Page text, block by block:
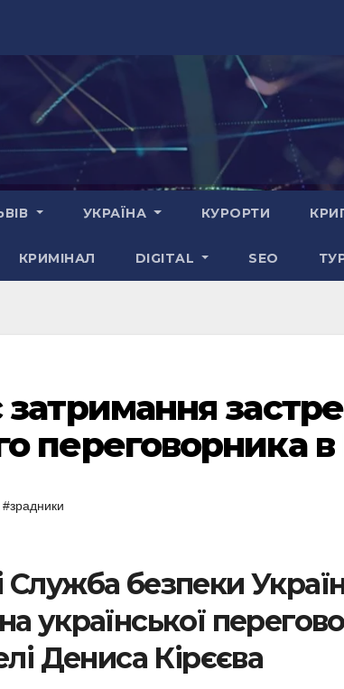
УКРАЇНА КУРОРТИ
КРИМІНАЛ DIGITAL SEO
затримання
переговорника в
#зрадники
безпеки
української
Дениса Кірєєва